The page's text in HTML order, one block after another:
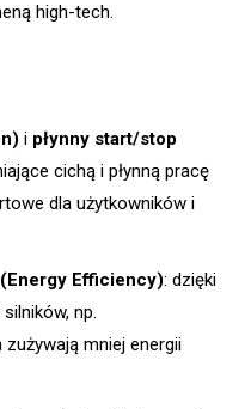
high-tech.
i płynny start/stop
cichą i płynną pracę
dla użytkowników i
Efficiency): dzięki
np.
mniej energii